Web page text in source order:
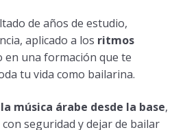
de años de estudio,
aplicado a los ritmos
en una formación que te
tu vida como bailarina.
música árabe desde la base,
seguridad y dejar de bailar